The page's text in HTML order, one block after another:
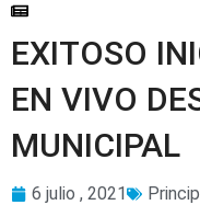
EXITOSO
EN VIVO
MUNICIPAL
6 julio , 2021